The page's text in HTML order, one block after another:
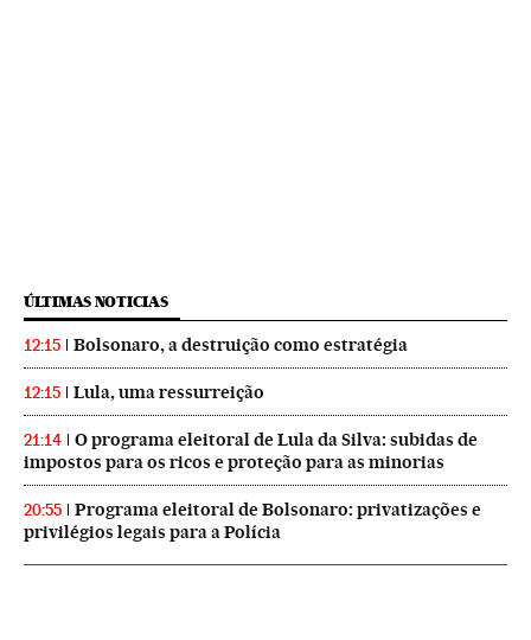
ÚLTIMAS NOTICIAS
12:15 Bolsonaro, a destruição como estratégia
12:15 Lula, uma ressurreição
21:14
O programa eleitoral de Lula da Silva: subidas de
impostos para os ricos e proteção para as minorias
20:55
Programa eleitoral de Bolsonaro: privatizações e
privilégios legais para a Polícia